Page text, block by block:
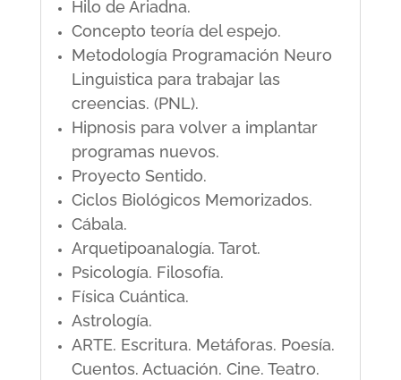
Hilo de Ariadna.
Concepto teoría del espejo.
Metodología Programación Neuro
Linguistica para trabajar las
creencias. (PNL).
Hipnosis para volver a implantar
programas nuevos.
Proyecto Sentido.
Ciclos Biológicos Memorizados.
Cábala.
Arquetipoanalogía. Tarot.
Psicología. Filosofía.
Física Cuántica.
Astrología.
ARTE. Escritura. Metáforas. Poesía.
Cuentos. Actuación. Cine. Teatro.